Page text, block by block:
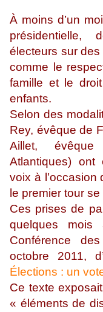
À moins d’un
présidentielle,
électeurs sur
comme le
famille et le
enfants.
Selon des
Rey, évêque de
Aillet,
Atlantiques)
voix à l’occasion
le premier tour
Ces prises de
quelques
Conférence
octobre 2011,
Élections : un
Ce texte
« éléments de